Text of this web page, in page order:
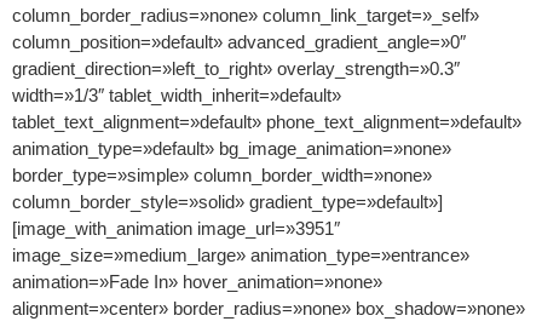
column_border_radius=»none» column_link_target=»_self»
column_position=»default» advanced_gradient_angle=»0″
gradient_direction=»left_to_right» overlay_strength=»0.3″
width=»1/3″ tablet_width_inherit=»default»
tablet_text_alignment=»default» phone_text_alignment=»default»
animation_type=»default» bg_image_animation=»none»
border_type=»simple» column_border_width=»none»
column_border_style=»solid» gradient_type=»default»]
[image_with_animation image_url=»3951″
image_size=»medium_large» animation_type=»entrance»
animation=»Fade In» hover_animation=»none»
alignment=»center» border_radius=»none» box_shadow=»none»